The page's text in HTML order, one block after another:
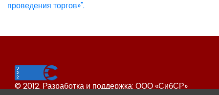
проведения торгов»".
© 2012. Разработка и поддержка: ООО «СибСР»